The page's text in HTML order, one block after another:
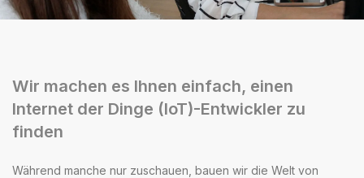
Wir machen es Ihnen einfach, einen
Internet der Dinge (IoT)-Entwickler zu
finden
Während manche nur zuschauen, bauen wir die Welt von